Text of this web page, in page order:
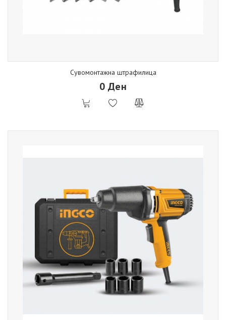
Сувомонтажна штрафилица
0 Ден